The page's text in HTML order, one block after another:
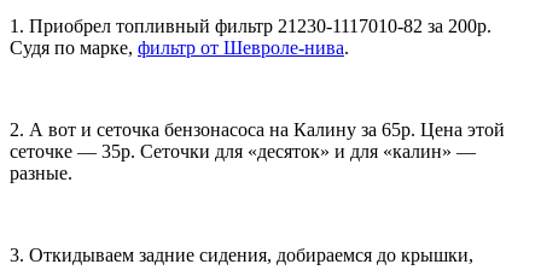
1. Приобрел топливный фильтр 21230-1117010-82 за 200р.
Судя по марке, фильтр от Шевроле-нива.
2. А вот и сеточка бензонасоса на Калину за 65р. Цена этой
сеточке — 35р. Сеточки для «десяток» и для «калин» —
разные.
3. Откидываем задние сидения, добираемся до крышки,